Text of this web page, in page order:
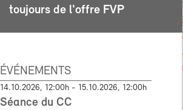
toujours de l'offre FVP
ÉVÉNEMENTS
14.10.2026, 12:00h - 15.10.2026, 12:00h
Séance du CC